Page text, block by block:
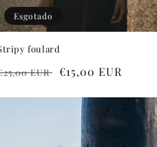
Esgotado
foulard
EUR Preço
saldo
€15,00 EUR